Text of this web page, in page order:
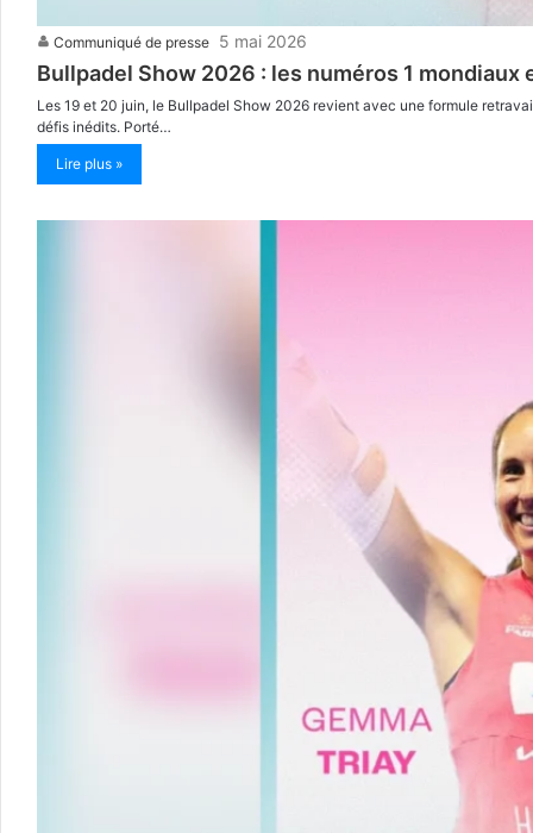
Communiqué de presse 5 mai 2026
Bullpadel Show 2026 : les numéros 1
Les 19 et 20 juin, le Bullpadel Show 2026 revient avec une formule
défis inédits. Porté…
Lire plus »